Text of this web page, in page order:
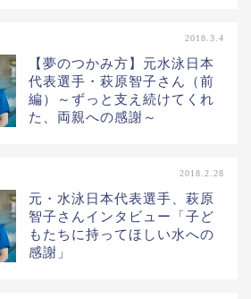
2018.3.4
【夢のつかみ方】元水泳日本
代表選手・萩原智子さん（前
編）～ずっと支え続けてくれ
た、両親への感謝～
2018.2.28
元・水泳日本代表選手、萩原
智子さんインタビュー「子ど
もたちに持ってほしい水への
感謝」